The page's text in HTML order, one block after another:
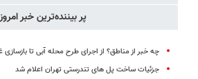
پر بیننده‌ترین خبر امروز
چه خبر از مناطق؟ از اجرای طرح محله آبی تا بازسازی
جزئیات ساخت پل های تندرستی تهران اعلام شد